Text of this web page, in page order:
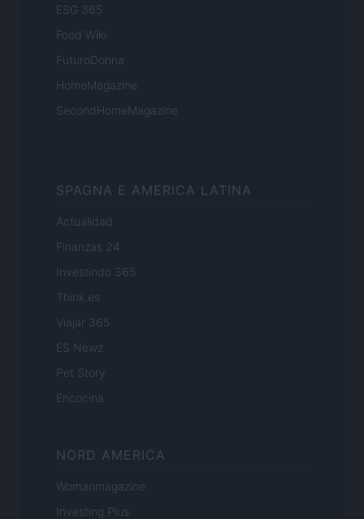
ESG 365
Food Wiki
FuturoDonna
HomeMagazine
SecondHomeMagazine
SPAGNA E AMERICA LATINA
Actualidad
Finanzas 24
Investindo 365
Think.es
Viajar 365
ES Newz
Pet Story
Encocina
NORD AMERICA
Womanmagazine
Investing Plus